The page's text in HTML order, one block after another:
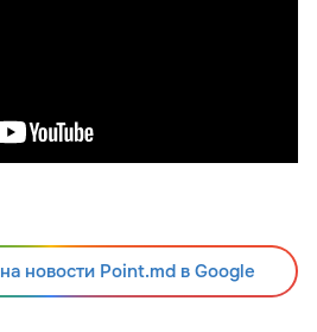
новости Point.md в Google